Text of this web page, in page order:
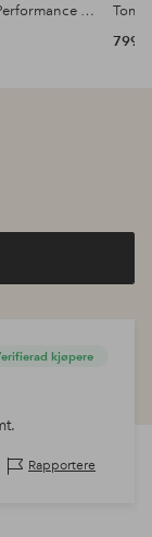
Løpehansker Performance Run Gloves
799
kjøpere
Rapportere